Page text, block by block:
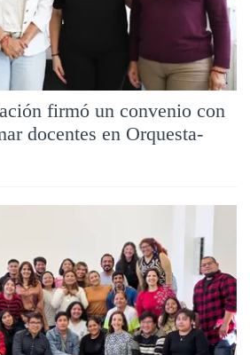
firmó un convenio con
docentes en Orquesta-